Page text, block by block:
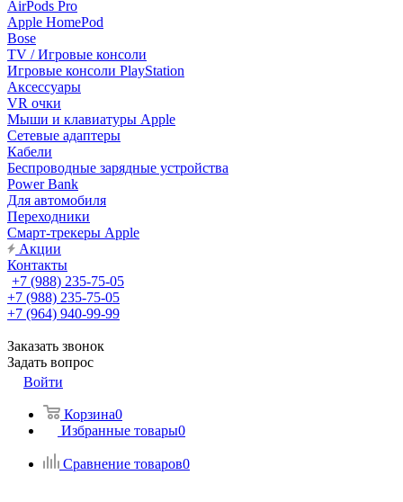
AirPods Pro
Apple HomePod
Bose
TV / Игровые консоли
Игровые консоли PlayStation
Аксессуары
VR очки
Мыши и клавиатуры Apple
Сетевые адаптеры
Кабели
Беспроводные зарядные устройства
Power Bank
Для автомобиля
Переходники
Смарт-трекеры Apple
Акции
Контакты
+7 (988) 235-75-05
+7 (988) 235-75-05
+7 (964) 940-99-99
Заказать звонок
Задать вопрос
Войти
Корзина0
Избранные товары0
Сравнение товаров0